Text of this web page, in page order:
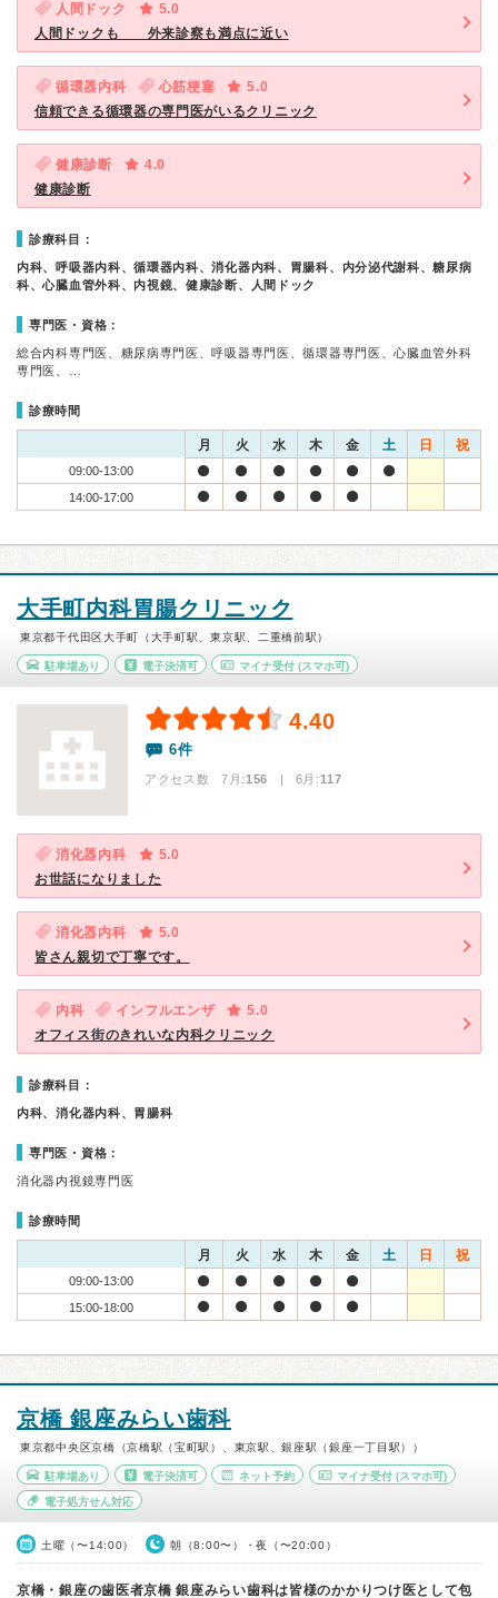
人間ドック
5.0
人間ドックも 外来診察も満点に近い
循環器内科 心筋梗塞
5.0
信頼できる循環器の専門医がいるクリニック
健康診断
4.0
健康診断
診療科目：
内科、呼吸器内科、循環器内科、消化器内科、胃腸科、内分泌代謝科、糖尿病
科、心臓血管外科、内視鏡、健康診断、人間ドック
専門医・資格：
総合内科専門医、糖尿病専門医、呼吸器専門医、循環器専門医、心臓血管外科
専門医、…
診療時間
月 火 水 木 金 土 日 祝
09:00-13:00
14:00-17:00
大手町内科胃腸クリニック
東京都千代田区大手町（大手町駅、東京駅、二重橋前駅）
駐車場あり 電子決済可 マイナ受付 (スマホ可)
4.40
6件
アクセス数 7月:156 | 6月:117
消化器内科
5.0
お世話になりました
消化器内科
5.0
皆さん親切で丁寧です。
内科 インフルエンザ
5.0
オフィス街のきれいな内科クリニック
診療科目：
内科、消化器内科、胃腸科
専門医・資格：
消化器内視鏡専門医
診療時間
月 火 水 木 金 土 日 祝
09:00-13:00
15:00-18:00
京橋 銀座みらい歯科
東京都中央区京橋（京橋駅（宝町駅）、東京駅、銀座駅（銀座一丁目駅））
駐車場あり 電子決済可 ネット予約 マイナ受付 (スマホ可)
電子処方せん対応
土曜（〜14:00） 朝（8:00〜）・夜（〜20:00）
京橋・銀座の歯医者京橋 銀座みらい歯科は皆様のかかりつけ医として包